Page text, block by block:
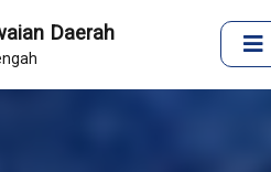
Daerah